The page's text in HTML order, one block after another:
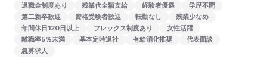
退職金制度あり 残業代全額支給 経験者優遇
学歴不問
第二新卒歓迎
資格受験者歓迎 転勤なし
残業少なめ
年間休日120日以上
フレックス制度あり
女性活躍
離職率5％未満
基本定時退社 有給消化推奨
代表面談
急募求人